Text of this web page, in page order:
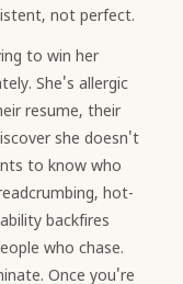
not perfect.
to win her
She's allergic
resume, their
she doesn't
to know who
hot-
backfires
who chase.
Once you're